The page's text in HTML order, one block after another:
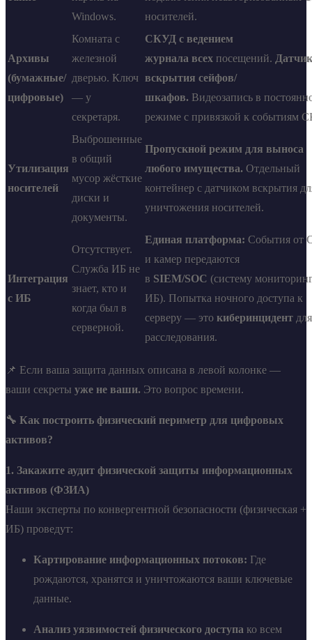
Windows.
носителей.
Архивы
(бумажные/
цифровые)
Комната с
железной
дверью. Ключ
— у
секретаря.
СКУД с ведением
журнала всех посещений.
вскрытия сейфов/
шкафов. Видеозапись в
режиме с привязкой к событиям
Утилизация
носителей
Выброшенные
в общий
мусор жёсткие
диски и
документы.
Пропускной режим для выноса
любого имущества. Отдельный
контейнер с датчиком вскрытия
уничтожения носителей.
Интеграция
с ИБ
Отсутствует.
Служба ИБ не
знает, кто и
когда был в
серверной.
Единая платформа: События от
и камер передаются
в SIEM/SOC (систему
ИБ). Попытка ночного доступа к
серверу — это киберинцидент для
расследования.
📌 Если ваша защита данных описана в левой колонке —
ваши секреты уже не ваши. Это вопрос времени.
🔧 Как построить физический периметр для цифровых
активов?
1. Закажите аудит физической защиты информационных
активов (ФЗИА)
Наши эксперты по конвергентной безопасности (физическая +
ИБ) проведут:
Картирование информационных потоков: Где
рождаются, хранятся и уничтожаются ваши ключевые
данные.
Анализ уязвимостей физического доступа ко всем